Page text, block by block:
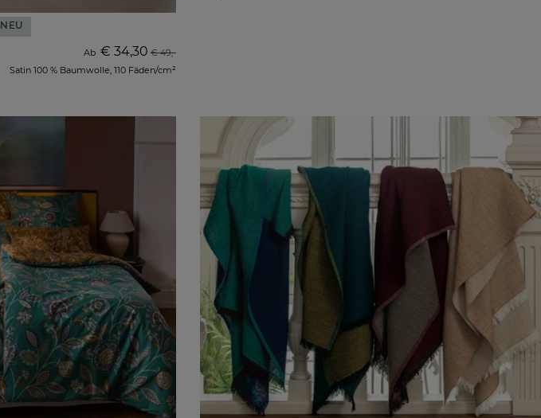
NEU
Ab € 34,30 € 49,-
Satin 100 % Baumwolle, 110 Fäden/cm²